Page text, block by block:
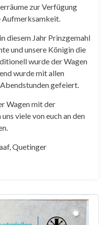
zur Verfügung
Aufmerksamkeit.
diesem Jahr Prinzgemahl
und unsere Königin die
wurde der Wagen
wurde mit allen
gefeiert.
Wagen mit der
viele von euch an den
Quetinger